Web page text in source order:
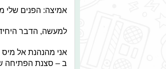
אמיצה: הפנים שלי
למעשה, הדבר היחיד
אני מהנהנת אל מיס
ב – סצנת הפתיחה